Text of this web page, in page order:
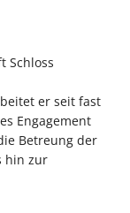
Schloss
er seit fast
Engagement
Betreung der
hin zur